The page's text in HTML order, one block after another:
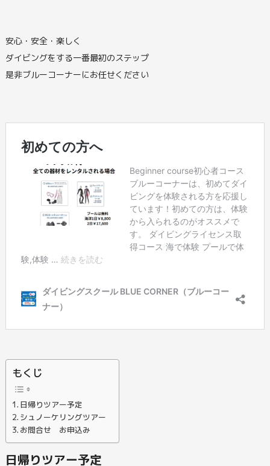
安心・安全・楽しく
ダイビングをする一番最初のステップ
是非ブルーコーナーにお任せください
もくじ
日帰りツアー予定
シュノーケリングツアー
お問合せ お申込み
日帰りツアー予定